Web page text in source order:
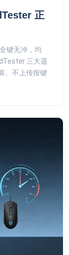
正
键无冲，均
三大遥
、不上传按键